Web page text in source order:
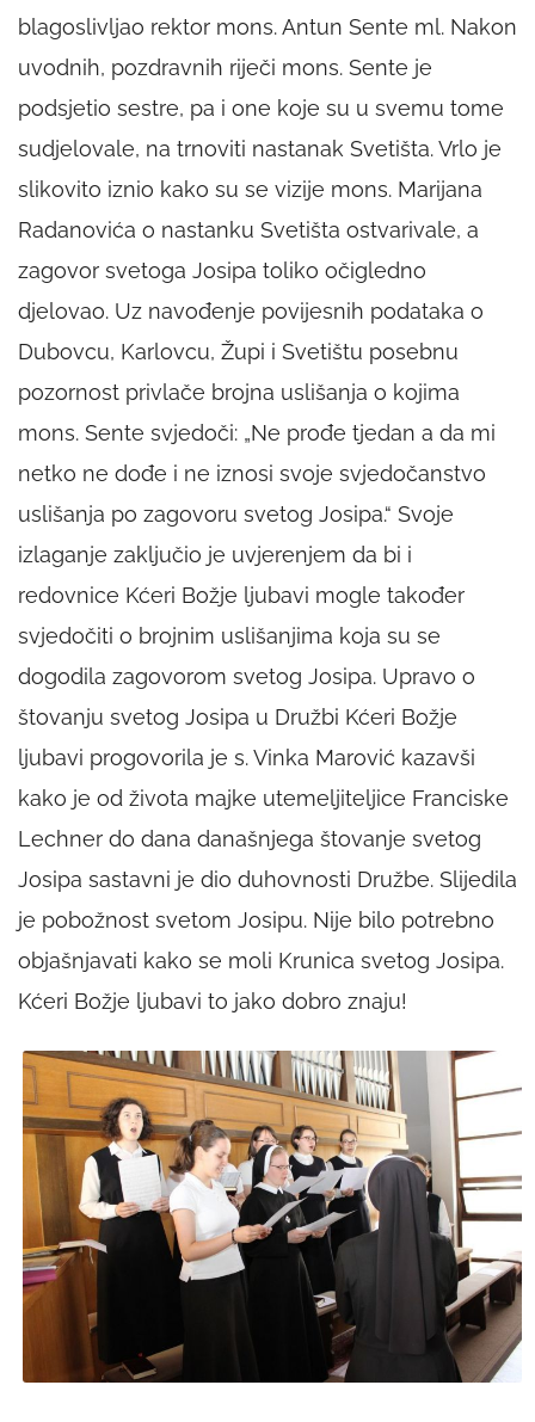
blagoslivljao rektor mons. Antun Sente ml. Nakon
uvodnih, pozdravnih riječi mons. Sente je
podsjetio sestre, pa i one koje su u svemu tome
sudjelovale, na trnoviti nastanak Svetišta. Vrlo je
slikovito iznio kako su se vizije mons. Marijana
Radanovića o nastanku Svetišta ostvarivale, a
zagovor svetoga Josipa toliko očigledno
djelovao. Uz navođenje povijesnih podataka o
Dubovcu, Karlovcu, Župi i Svetištu posebnu
pozornost privlače brojna uslišanja o kojima
mons. Sente svjedoči: „Ne prođe tjedan a da mi
netko ne dođe i ne iznosi svoje svjedočanstvo
uslišanja po zagovoru svetog Josipa.“ Svoje
izlaganje zaključio je uvjerenjem da bi i
redovnice Kćeri Božje ljubavi mogle također
svjedočiti o brojnim uslišanjima koja su se
dogodila zagovorom svetog Josipa. Upravo o
štovanju svetog Josipa u Družbi Kćeri Božje
ljubavi progovorila je s. Vinka Marović kazavši
kako je od života majke utemeljiteljice Franciske
Lechner do dana današnjega štovanje svetog
Josipa sastavni je dio duhovnosti Družbe. Slijedila
je pobožnost svetom Josipu. Nije bilo potrebno
objašnjavati kako se moli Krunica svetog Josipa.
Kćeri Božje ljubavi to jako dobro znaju!